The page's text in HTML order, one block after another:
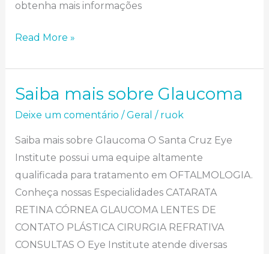
obtenha mais informações
Read More »
Saiba mais sobre Glaucoma
Deixe um comentário /Geral / ruok
Saiba mais sobre Glaucoma O Santa Cruz Eye
Institute possui uma equipe altamente
qualificada para tratamento em OFTALMOLOGIA.
Conheça nossas Especialidades CATARATA
RETINA CÓRNEA GLAUCOMA LENTES DE
CONTATO PLÁSTICA CIRURGIA REFRATIVA
CONSULTAS O Eye Institute atende diversas
Saiba mais sobre Glaucoma